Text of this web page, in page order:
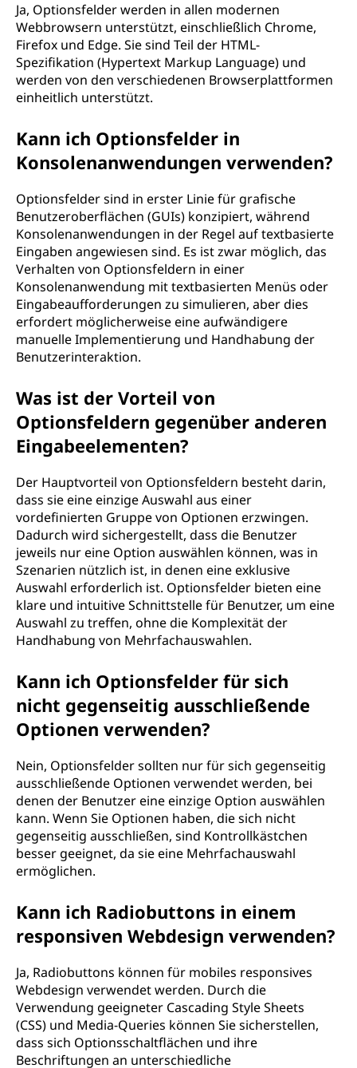
Ja, Optionsfelder werden in allen modernen
Webbrowsern unterstützt, einschließlich Chrome,
Firefox und Edge. Sie sind Teil der HTML-
Spezifikation (Hypertext Markup Language) und
werden von den verschiedenen Browserplattformen
einheitlich unterstützt.
Kann ich Optionsfelder in
Konsolenanwendungen verwenden?
Optionsfelder sind in erster Linie für grafische
Benutzeroberflächen (GUIs) konzipiert, während
Konsolenanwendungen in der Regel auf textbasierte
Eingaben angewiesen sind. Es ist zwar möglich, das
Verhalten von Optionsfeldern in einer
Konsolenanwendung mit textbasierten Menüs oder
Eingabeaufforderungen zu simulieren, aber dies
erfordert möglicherweise eine aufwändigere
manuelle Implementierung und Handhabung der
Benutzerinteraktion.
Was ist der Vorteil von
Optionsfeldern gegenüber anderen
Eingabeelementen?
Der Hauptvorteil von Optionsfeldern besteht darin,
dass sie eine einzige Auswahl aus einer
vordefinierten Gruppe von Optionen erzwingen.
Dadurch wird sichergestellt, dass die Benutzer
jeweils nur eine Option auswählen können, was in
Szenarien nützlich ist, in denen eine exklusive
Auswahl erforderlich ist. Optionsfelder bieten eine
klare und intuitive Schnittstelle für Benutzer, um eine
Auswahl zu treffen, ohne die Komplexität der
Handhabung von Mehrfachauswahlen.
Kann ich Optionsfelder für sich
nicht gegenseitig ausschließende
Optionen verwenden?
Nein, Optionsfelder sollten nur für sich gegenseitig
ausschließende Optionen verwendet werden, bei
denen der Benutzer eine einzige Option auswählen
kann. Wenn Sie Optionen haben, die sich nicht
gegenseitig ausschließen, sind Kontrollkästchen
besser geeignet, da sie eine Mehrfachauswahl
ermöglichen.
Kann ich Radiobuttons in einem
responsiven Webdesign verwenden?
Ja, Radiobuttons können für mobiles responsives
Webdesign verwendet werden. Durch die
Verwendung geeigneter Cascading Style Sheets
(CSS) und Media-Queries können Sie sicherstellen,
dass sich Optionsschaltflächen und ihre
Beschriftungen an unterschiedliche